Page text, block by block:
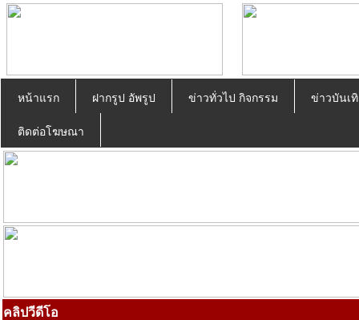
หน้าแรก ฝากรูป อัพรูป ข่าวทั่วไป กิจกรรม ข่าวบันเ
ติดต่อโฆษณา
คลิปวีดีโอ